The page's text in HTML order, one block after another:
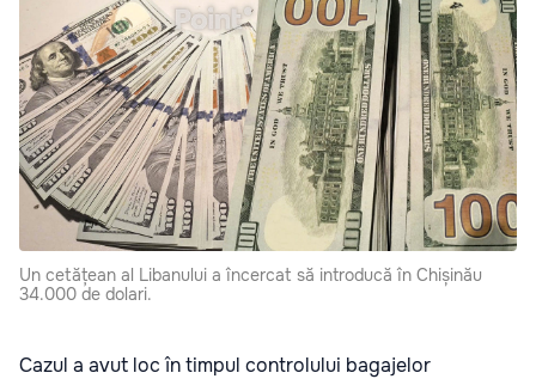
Un cetățean al Libanului a încercat să introducă în Chișinău
34.000 de dolari.
Cazul a avut loc în timpul controlului bagajelor